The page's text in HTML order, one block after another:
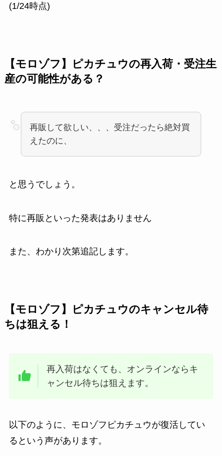
(1/24時点)
【モロゾフ】ピカチュウの再入荷・受注生
産の可能性がある？
再販して欲しい、、、受注だったら絶対買
えたのに、
と思うでしょう。
特に再販といった発表はありません
また、わかり次第追記します。
【モロゾフ】ピカチュウのキャンセル待
ちは狙える！
再入荷はなくても、オンラインならキ
ャンセル待ちは狙えます。
以下のように、モロゾフピカチュウが復活してい
るという声があります。